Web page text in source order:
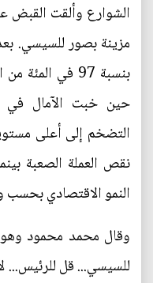
الشوارع وألقت القبض
مزينة بصور للسيسي.
بنسبة 97 في
حين خبت الآمال
التضخم إلى أعلى
نقص العملة الصعبة
النمو الاقتصادي بحسب
وقال محمد محمود
للسيسي... قل للرئيس...